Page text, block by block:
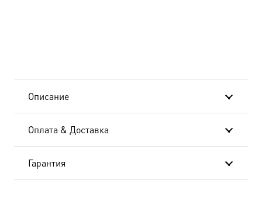
Описание
Оплата & Доставка
Гарантия